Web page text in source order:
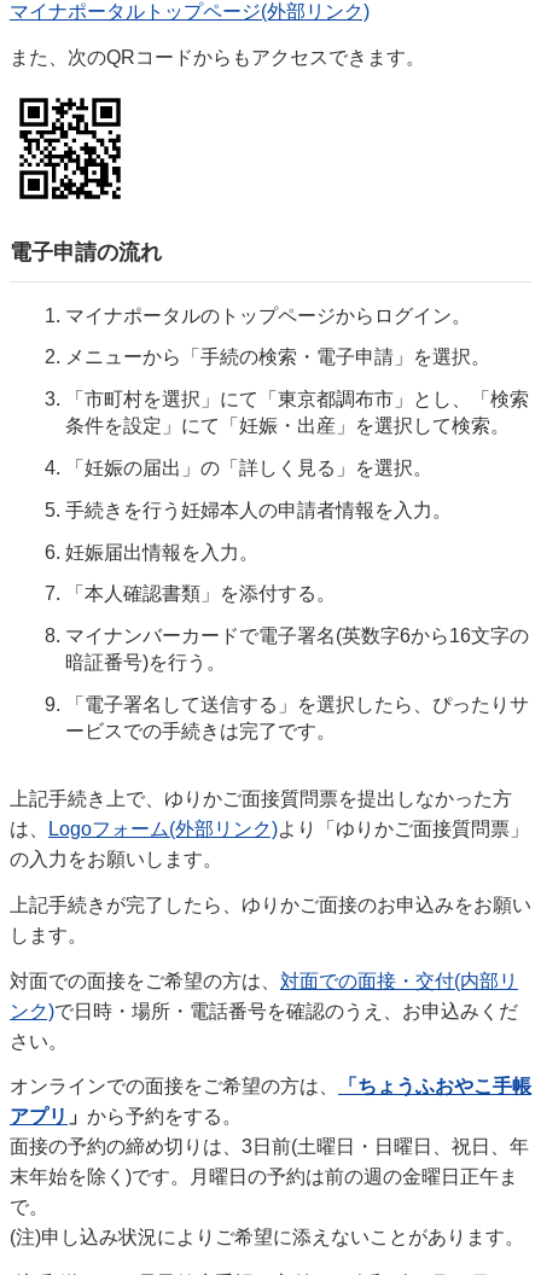
マイナポータルトップページ(外部リンク)
また、次のQRコードからもアクセスできます。
電子申請の流れ
マイナポータルのトップページからログイン。
メニューから「手続の検索・電子申請」を選択。
「市町村を選択」にて「東京都調布市」とし、「検索
条件を設定」にて「妊娠・出産」を選択して検索。
「妊娠の届出」の「詳しく見る」を選択。
手続きを行う妊婦本人の申請者情報を入力。
妊娠届出情報を入力。
「本人確認書類」を添付する。
マイナンバーカードで電子署名(英数字6から16文字の
暗証番号)を行う。
「電子署名して送信する」を選択したら、ぴったりサ
ービスでの手続きは完了です。
上記手続き上で、ゆりかご面接質問票を提出しなかった方
は、
Logoフォーム(外部リンク)より「ゆりかご面接質問票」
の入力をお願いします。
上記手続きが完了したら、ゆりかご面接のお申込みをお願い
します。
対面での面接をご希望の方は、 対面での面接・交付(内部リ
ンク)で日時・場所・電話番号を確認のうえ、お申込みくだ
さい。
オンラインでの面接をご希望の方は、
「ちょうふおやこ手帳
アプリ 」 から予約をする。
面接の予約の締め切りは、3日前(土曜日・日曜日、祝日、年
末年始を除く)です。月曜日の予約は前の週の金曜日正午ま
で。
(注)申し込み状況によりご希望に添えないことがあります。